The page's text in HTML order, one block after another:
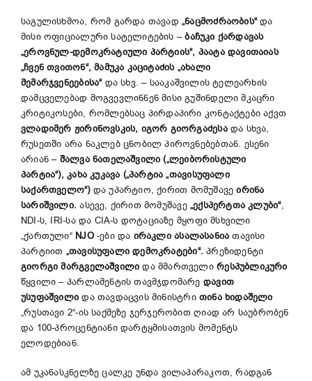
საგულისხმოა, რომ გარდა თავად„ნაცმოძრაობის“და
მისი ოფიციალური სატელიტების –ბაჩუკი ქარდავას
„ეროვნულ-დემოკრატიული პარტიის“, პაატა დავითაიას
„ჩვენ თვითონ“, მამუკა კაციტაძის „ახალი
მემარჯვენეებისა“და სხვ. – სააკაშვილის ტელეარხის
დამცველებად მოგვევლინნენ მისი გუშინდელი მკაცრი
კრიტიკოსები, რომლებსაც პირდაპირი კონტაქტები აქვთ
ვლადიმერ ჟირინოვსკის, იგორ გიორგაძესადა სხვა,
რუსეთში არა ნაკლებ ცნობილ პიროვნებებთან. ესენი
არიან – შალვა ნათელაშვილი („ლეიბორისტული
პარტია“), კახა კუკავა („პარტია „თავისუფალი
საქართველო“)და უპარტიო, ქირით მომუშავეირინა
სარიშვილი. ასევე, ქირით მომუშავე „ექსპერტთა კლუბი“,
NDI-ს, IRI-სა და CIA-ს დოტაციაზე მყოფი მსხვილი
„ქართული“NJO -ები და ირაკლი ასალასანიათავისი
პარტიით „თავისუფალი დემოკრატები“. პრეზიდენტი
გიორგი მარგველაშვილი და მმართველირესპუბლიკური
წყვილი – პარლამენტის თავმჯდომარე დავით
უსუფაშვილი და თავდაცვის მინისტრი თინა ხიდაშელი
„რუსთავი 2“-ის საქმეზე ჯერჯერობით ღიად არ საუბრობენ
და 100-პროცენტიანი დარტყმისათვის მომენტს
ელოდებიან.
ამ უკანასკნელზე ცალკე უნდა ვილაპარაკოთ, რადგან